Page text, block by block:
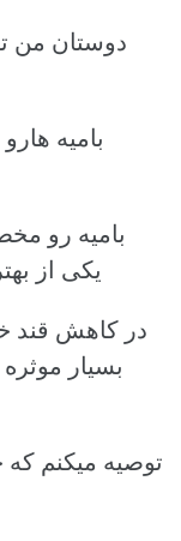
دوستان من
بامیه
بامیه رو
یکی از
در کاهش قند
بسیار
توصیه میکنم که